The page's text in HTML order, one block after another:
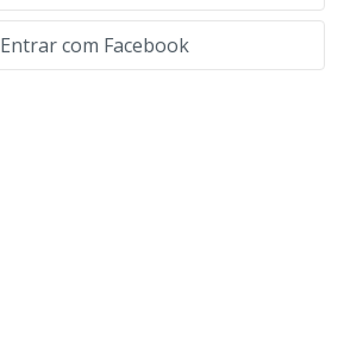
Entrar com Facebook